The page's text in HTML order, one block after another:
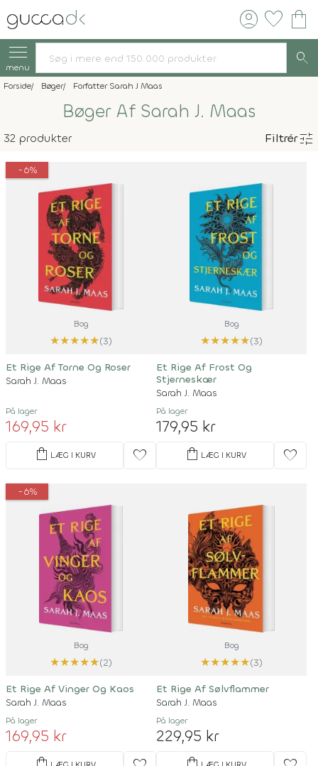
account_circle favorite shopping_bag
menu search
Forside Bøger Forfatter Sarah J Maas
Bøger Af Sarah J. Maas
32 produkter Filtrértune
-6%
Bog
★★★★★(3)
Et Rige Af Torne Og Roser
Sarah J. Maas
På lager
169,95 kr
shopping_bag LÆG I KURV favorite
Bog
★★★★★(3)
Et Rige Af Frost Og
Stjerneskær
Sarah J. Maas
På lager
179,95 kr
shopping_bag LÆG I KURV favorite
-6%
Bog
★★★★★(2)
Et Rige Af Vinger Og Kaos
Sarah J. Maas
På lager
169,95 kr
Bog
★★★★★(3)
Et Rige Af Sølvflammer
Sarah J. Maas
På lager
229,95 kr